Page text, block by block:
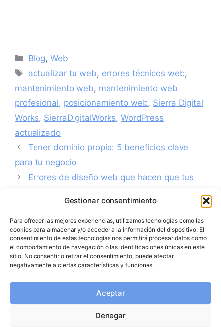
Gestionar consentimiento
Para ofrecer las mejores experiencias, utilizamos tecnologías como las
cookies para almacenar y/o acceder a la información del dispositivo. El
consentimiento de estas tecnologías nos permitirá procesar datos como
el comportamiento de navegación o las identificaciones únicas en este
sitio. No consentir o retirar el consentimiento, puede afectar
negativamente a ciertas características y funciones.
Aceptar
Denegar
Blog,Web
actualizar tu web, errores técnicos web,
mantenimiento web, mantenimiento web
profesional, posicionamiento web, Sierra Digital
Works, SierraDigitalWorks, WordPress
actualizado
Tener dominio propio: 5 beneficios clave
para tu negocio
Errores de diseño web que hacen que tus
Política de protección de datos|